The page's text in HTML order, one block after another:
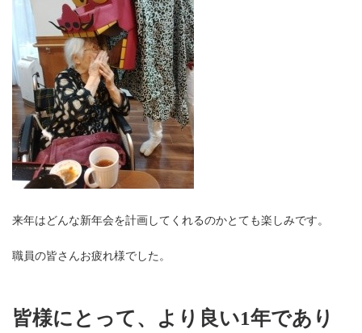
来年はどんな新年会を計画してくれるのかとても楽しみです。
職員の皆さんお疲れ様でした。
皆様にとって、より良い1年であり